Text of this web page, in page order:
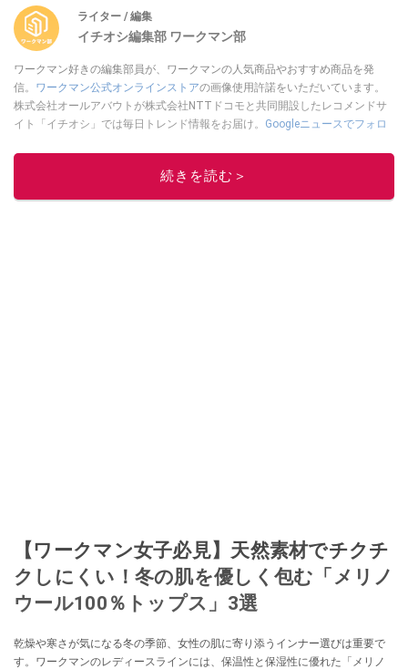
ライター / 編集
イチオシ編集部 ワークマン部
ワークマン好きの編集部員が、ワークマンの人気商品やおすすめ商品を発
信。 ワークマン公式オンラインストアの画像使用許諾をいただいています。
株式会社オールアバウトが株式会社NTTドコモと共同開設したレコメンドサ
イト「イチオシ」では毎日トレンド情報をお届け。 Googleニュースでフォロ
このイチオシストの他の記事を読む
続きを読む＞
【ワークマン女子必見】天然素材でチクチ
クしにくい！冬の肌を優しく包む「メリノ
ウール100％トップス」3選
乾燥や寒さが気になる冬の季節、女性の肌に寄り添うインナー選びは重要で
す。ワークマンのレディースラインには、保温性と保湿性に優れた「メリノ